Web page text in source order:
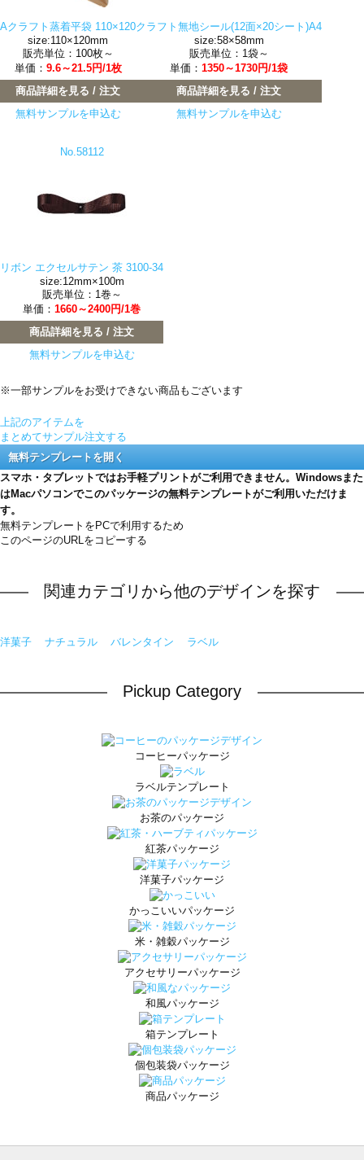
Aクラフト蒸着平袋 110×120
size:110×120mm
販売単位：100枚～
単価： 9.6～21.5円/1枚
商品詳細を見る / 注文
無料サンプルを申込む
クラフト無地シール(12面×20シート)A4
size:58×58mm
販売単位：1袋～
単価： 1350～1730円/1袋
商品詳細を見る / 注文
無料サンプルを申込む
No.58112
リボン エクセルサテン 茶 3100-34
size:12mm×100m
販売単位：1巻～
単価： 1660～2400円/1巻
商品詳細を見る / 注文
無料サンプルを申込む
※一部サンプルをお受けできない商品もございます
上記のアイテムを
まとめてサンプル注文する
無料テンプレートを開く
スマホ・タブレットではお手軽プリントがご利用できません。Windowsまた
はMacパソコンでこのパッケージの無料テンプレートがご利用いただけま
す。
無料テンプレートをPCで利用するため
このページのURLをコピーする
関連カテゴリから他のデザインを探す
洋菓子 ナチュラル バレンタイン ラベル
Pickup Category
コーヒーパッケージ
ラベルテンプレート
お茶のパッケージ
紅茶パッケージ
洋菓子パッケージ
かっこいいパッケージ
米・雑穀パッケージ
アクセサリーパッケージ
和風パッケージ
箱テンプレート
個包装袋パッケージ
商品パッケージ